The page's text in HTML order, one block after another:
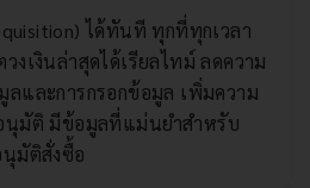
ได้ทันที ทุกที่ทุกเวลา
งเงินล่าสุดได้เรียลไทม์ ลดความ
และการกรอกข้อมูล เพิ่มความ
นุมัติ มีข้อมูลที่แม่นยำสำหรับ
นุมัติสั่งซื้อ